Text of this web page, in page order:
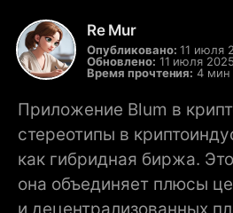
Re Mur
Опубликовано: 11 июля
Обновлено: 11 июля
Время прочтения: 4 мин
Приложение Blum в
стереотипы в
как гибридная биржа.
она объединяет плюсы